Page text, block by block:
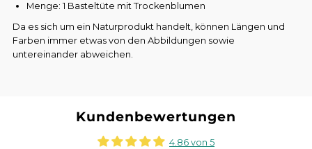
Menge: 1 Basteltüte mit Trockenblumen
Da es sich um ein Naturprodukt handelt, können Längen und
Farben immer etwas von den Abbildungen sowie
untereinander abweichen.
Kundenbewertungen
4.86 von 5